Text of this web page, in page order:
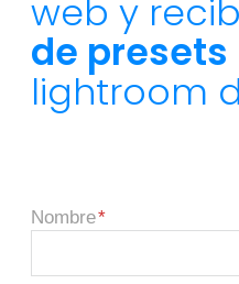
web y
de presets
lightroom
Nombre